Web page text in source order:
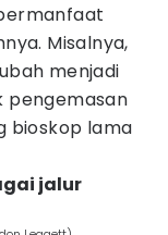
Misalnya,
menjadi
pengemasan
bioskop lama
jalur